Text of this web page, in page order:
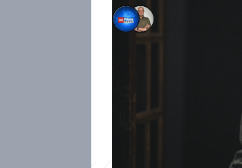
Kristýna Vacenovská
14. led 2025, 08:18
Legendární
výkon v rodinné
filmové akademie
Jak Janžurová
potěšila. Seriál je